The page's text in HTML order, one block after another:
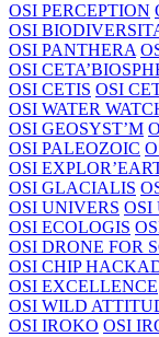
OSI PERCEPTION
OSI
OSI PANTHERA
OSI
OSI CETIS OSI
OSI WATER
OSI GEOSYST’M
OSI PALEOZOIC
OSI
OSI GLACIALIS
OSI UNIVERS OSI
OSI ECOLOGIS
OSI DRONE FOR
OSI CHIP
OSI EXCELLENCE
OSI WILD
OSI IROKO OSI